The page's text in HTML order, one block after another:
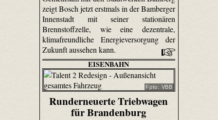
zeigt Bosch jetzt erstmals in der Bamberger
Innenstadt mit seiner stationären
Brennstoffzelle, wie eine dezentrale,
klimafreundliche Energieversorgung der
Zukunft aussehen kann.
EISENBAHN
Fpto: VBB
Runderneuerte Triebwagen
für Brandenburg